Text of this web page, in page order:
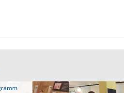
Ferienprogramm